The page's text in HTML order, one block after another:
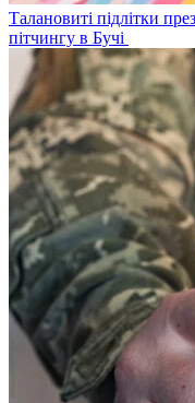
Талановиті підлітки
пітчингу в Бучі